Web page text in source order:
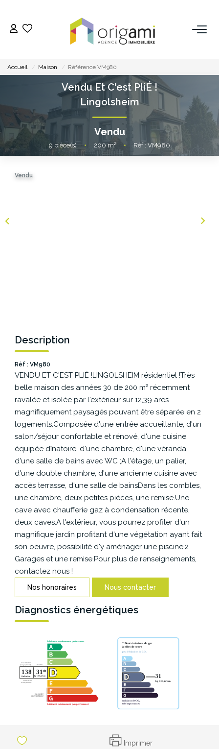
ACHETER
LOUER
VENDRE
ESPACE BAILLEURS
ESPACE VENDEUR
CONTACT
Accueil Maison Référence VM980
Vendu Et C'est PliÉ !
Lingolsheim
Vendu
9 pièce(s) • 200 m² • Réf : VM980
Vendu
Description
Réf : VM980
VENDU ET C'EST PLIÉ !LINGOLSHEIM résidentiel !Très
belle maison des années 30 de 200 m² récemment
ravalée et isolée par l'extérieur sur 12,39 ares
magnifiquement paysagés pouvant être séparée en 2
logements.Composée d'une entrée accueillante, d'un
salon/séjour confortable et rénové, d'une cuisine
équipée dînatoire, d'une chambre, d'une véranda,
d'une salle de bains avec WC ;A l'étage, un palier,
d'une double chambre, d'une ancienne cuisine avec
accès terrasse, d'une salle de bainsDans les combles,
une chambre, deux petites pièces, une remise.Une
cave avec chaufferie gaz à condensation récente,
deux caves.A l'extérieur, vous pourrez profiter d'un
magnifique jardin profitant d'une végétation ayant fait
son oeuvre, possibilité d'y aménager une piscine.2
Garages et une remise.Pour plus de renseignements,
contactez nous !
Nos honoraires Nous contacter
Diagnostics énergétiques
Imprimer